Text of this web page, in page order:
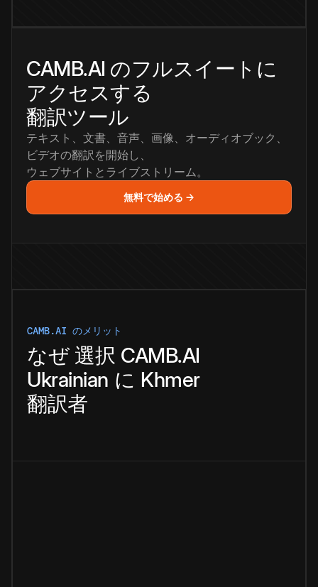
CAMB.AI のフルスイートに
アクセスする
翻訳ツール
テキスト、文書、音声、画像、オーディオブック、
ビデオの翻訳を開始し、
ウェブサイトとライブストリーム。
無料で始める →
CAMB.AI のメリット
なぜ 選択 CAMB.AI
Ukrainian に Khmer
翻訳者